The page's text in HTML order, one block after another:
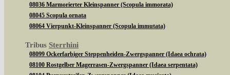
08036 Marmorierter Kleinspanner (Scopula immorata)
08045 Scopula ornata
08064 Vierpunkt-Kleinspanner (Scopula immutata)
Tribus Sterrhini
08099 Ockerfarbiger Steppenheiden-Zwergspanner (Idaea ochrata)
08100 Rostgelber Magerrasen-Zwergspanner (Idaea serpentata)